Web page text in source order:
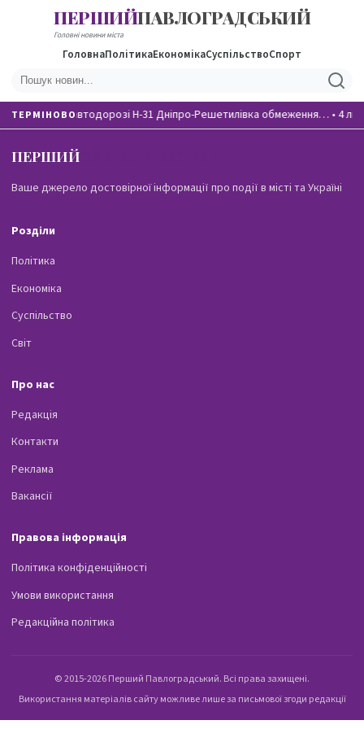
ПЕРШИЙПАВЛОГРАДСЬКИЙ
Головні новини міста
ГоловнаПолітикаЕкономікаСуспільствоСпорт
ТЕРМІНОВОНа автодорозі Н-31 Дніпро-Решетилівка обмеження… •4
ПЕРШИЙ
Ваше джерело достовірної інформації про події в місті та Україні
Розділи
Політика
Економіка
Суспільство
Світ
Про нас
Редакція
Контакти
Реклама
Вакансії
Правова інформація
Політика конфіденційності
Умови використання
Редакційна політика
© 2015-2026 Перший Павлоградський. Всі права захищені.
Використання матеріалів сайту можливе лише за письмової згоди редакції